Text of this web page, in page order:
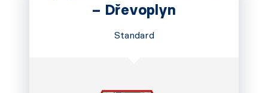
– Dřevoplyn
Standard